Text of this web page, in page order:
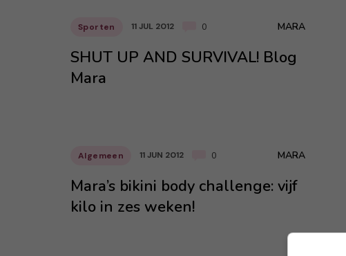
Sporten 11 JUL 2012 0 MARA
SHUT UP AND SURVIVAL! Blog
Mara
Algemeen 11 JUN 2012 0 MARA
Mara’s bikini body challenge: vijf
kilo in zes weken!